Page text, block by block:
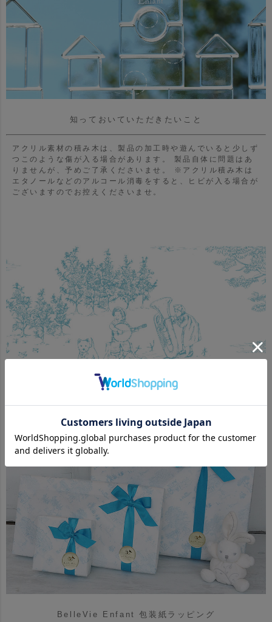
知っておいていただきたいこと
アクリル素材の積み木は、製品の加工時や遊んでいると少しず
つこのような傷が入る場合があります。
製品自体に問題はあ
りませんが、予めご了承くださいませ。
※アクリル積み木は
エタノールなどのアルコール消毒をすると、ヒビが入る場合が
ございますのでお控えくださいませ。
BelleVie Enfant 包装紙ラッピング